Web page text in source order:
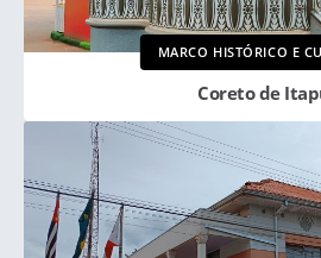
MARCO HISTÓRICO E
Coreto de